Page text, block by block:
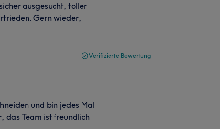
ausgesucht, toller
Gern wieder,
Verifizierte Bewertung
und bin jedes Mal
das Team ist freundlich